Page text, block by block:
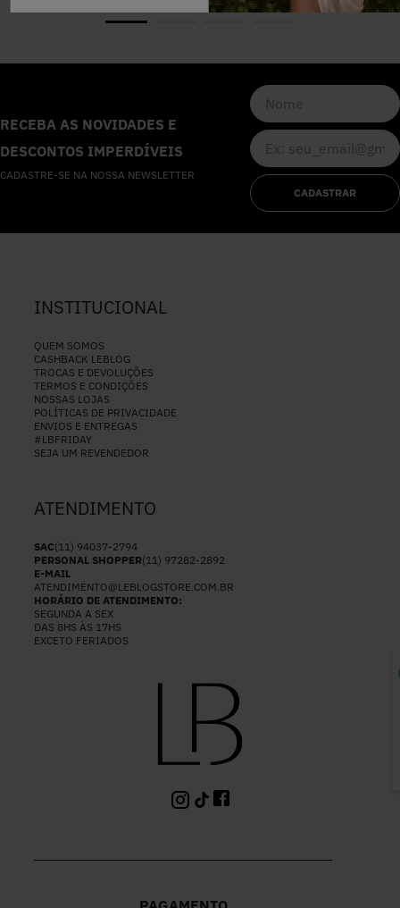
RECEBA AS NOVIDADES E
DESCONTOS IMPERDÍVEIS
CADASTRE-SE NA NOSSA NEWSLETTER
CADASTRAR
INSTITUCIONAL
QUEM SOMOS
CASHBACK LEBLOG
TROCAS E DEVOLUÇÕES
TERMOS E CONDIÇÕES
NOSSAS LOJAS
POLÍTICAS DE PRIVACIDADE
ENVIOS E ENTREGAS
#LBFRIDAY
SEJA UM REVENDEDOR
ATENDIMENTO
SAC(11) 94037-2794
PERSONAL SHOPPER(11) 97282-2892
E-MAIL
ATENDIMENTO@LEBLOGSTORE.COM.BR
HORÁRIO DE ATENDIMENTO:
SEGUNDA A SEX
DAS 8HS ÀS 17HS
EXCETO FERIADOS